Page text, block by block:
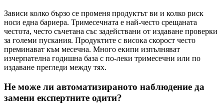
Зависи колко бързо се променя продуктът ви и колко риск
носи една бариера. Тримесечната е най-често срещаната
честота, често съчетана със задействани от издаване проверки
за големи пускания. Продуктите с висока скорост често
преминават към месечна. Много екипи изпълняват
изчерпателна годишна база с по-леки тримесечни или по
издаване прегледи между тях.
Не може ли автоматизираното наблюдение да
замени експертните одити?